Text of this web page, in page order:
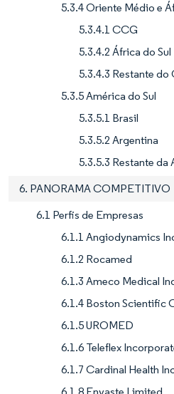
5.3.4 Oriente Médio e
5.3.4.1 CCG
5.3.4.2 África do Sul
5.3.4.3 Restante
5.3.5 América do Sul
5.3.5.1 Brasil
5.3.5.2 Argentina
5.3.5.3 Restante da
6. PANORAMA COMPETITIVO
6.1 Perfis de Empresas
6.1.1 Angiodynamics
6.1.2 Rocamed
6.1.3 Ameco Medical
6.1.4 Boston Scientific
6.1.5 UROMED
6.1.6 Teleflex
6.1.7 Cardinal Health